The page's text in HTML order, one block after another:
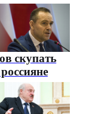
скупать